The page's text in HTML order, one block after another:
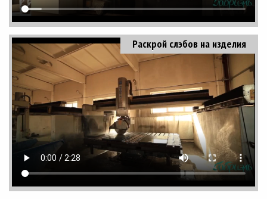
Раскрой слэбов на изделия